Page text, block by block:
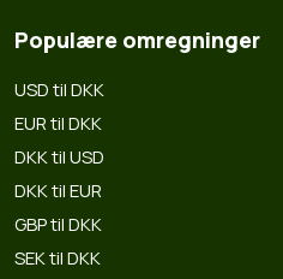
Populære omregninger
USD til DKK
EUR til DKK
DKK til USD
DKK til EUR
GBP til DKK
SEK til DKK